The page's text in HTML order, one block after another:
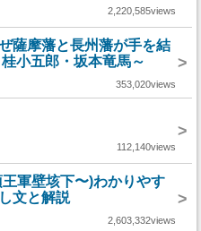
2,220,585views
薩摩藩と長州藩が手を結
小五郎・坂本竜馬～
>
353,020views
>
112,140views
軍壁垓下〜)わかりやす
文と解説
>
2,603,332views